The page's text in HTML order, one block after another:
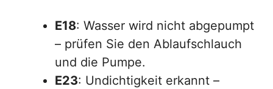
E18: Wasser wird nicht abgepumpt
– prüfen Sie den Ablaufschlauch
und die Pumpe.
E23: Undichtigkeit erkannt –